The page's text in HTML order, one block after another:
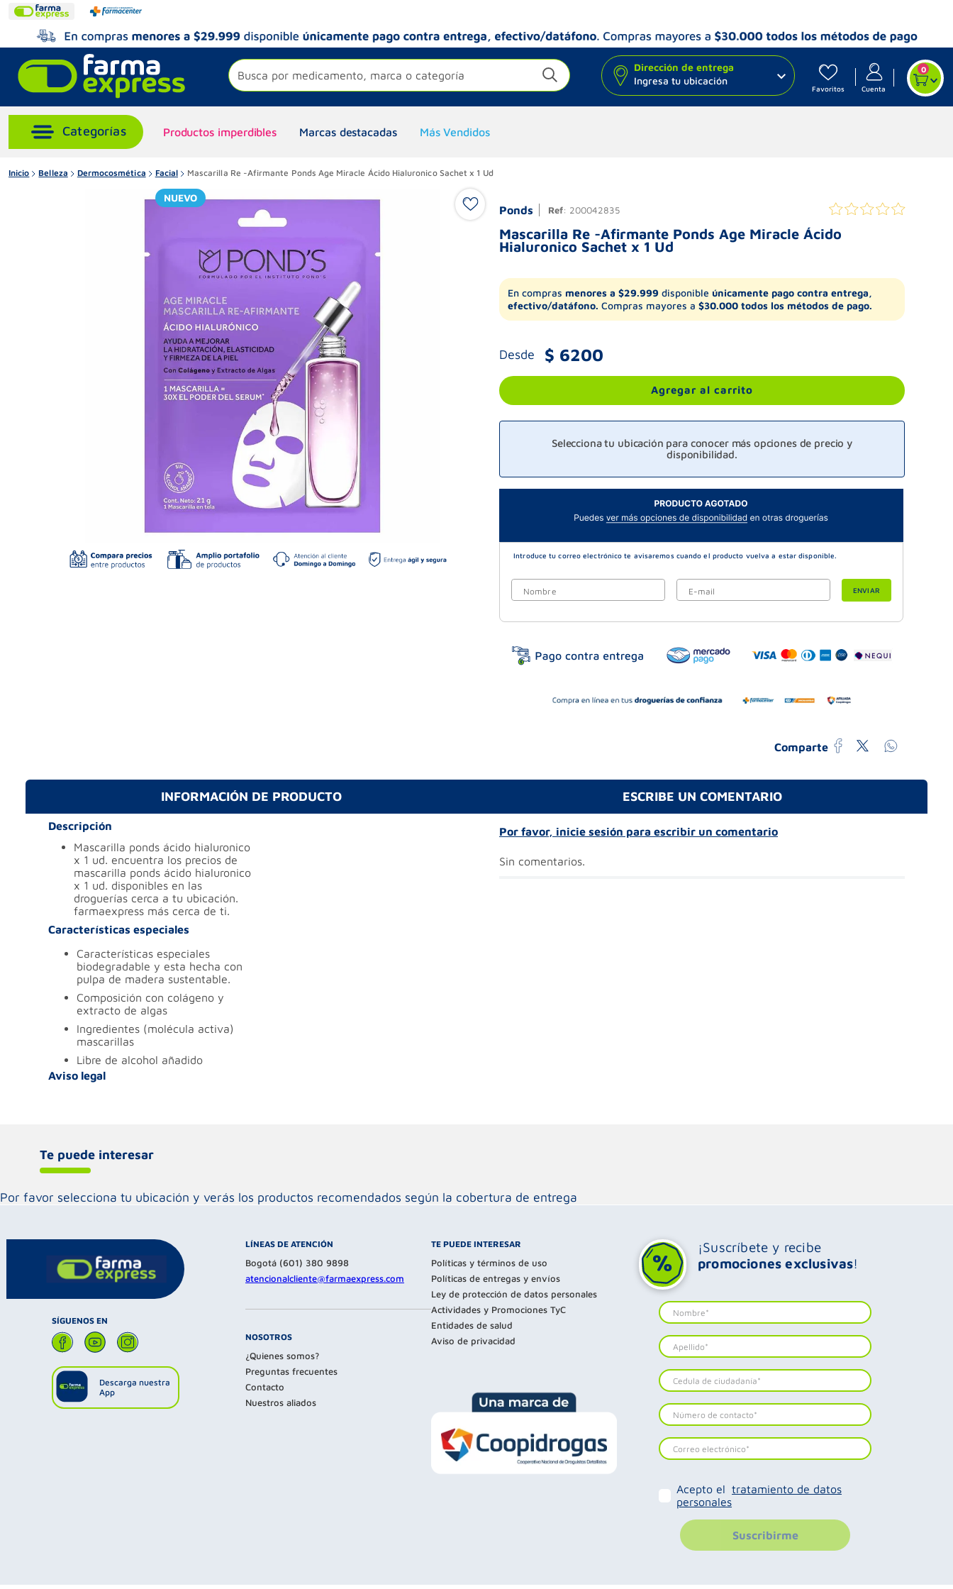
Busca por medicamento, marca o categoría
Dirección de entrega
Ingresa tu ubicación
Favoritos Cuenta
0
Productos imperdibles Marcas destacadas Más Vendidos
Inicio Belleza Dermocosmética Facial Mascarilla Re -Afirmante Ponds Age Miracle Ácido Hialuronico Sachet x 1 Ud
NUEVO
Ponds Ref: 200042835
Mascarilla Re -Afirmante Ponds Age Miracle Ácido
Hialuronico Sachet x 1 Ud
En compras menores a $29.999 disponible únicamente pago contra entrega,
efectivo/datáfono. Compras mayores a $30.000 todos los métodos de pago.
Desde $ 6200
Agregar al carrito
Selecciona tu ubicación para conocer más opciones de precio y
disponibilidad.
ENVIAR
Comparte
INFORMACIÓN DE PRODUCTO
Descripción
mascarilla ponds ácido hialuronico
x 1 ud. encuentra los precios de
mascarilla ponds ácido hialuronico
x 1 ud. disponibles en las
droguerías cerca a tu ubicación.
farmaexpress más cerca de ti.
Características especiales
características especiales
biodegradable y esta hecha con
pulpa de madera sustentable.
composición con colágeno y
extracto de algas
ingredientes (molécula activa)
mascarillas
libre de alcohol añadido
Aviso legal
ESCRIBE UN COMENTARIO
Por favor, inicie sesión para escribir un comentario
Sin comentarios.
Te puede interesar
Por favor selecciona tu ubicación y verás los productos recomendados según la cobertura de entrega
SÍGUENOS EN
Descarga nuestra
App
LÍNEAS DE ATENCIÓN
Bogotá (601) 380 9898
atencionalcliente@farmaexpress.com
NOSOTROS
¿Quienes somos?
Preguntas frecuentes
Contacto
Nuestros aliados
TE PUEDE INTERESAR
Políticas y términos de uso
Políticas de entregas y envíos
Ley de protección de datos personales
Actividades y Promociones TyC
Entidades de salud
Aviso de privacidad
¡Suscríbete y recibe
promociones exclusivas!
Acepto el tratamiento de datos
personales
Suscribirme